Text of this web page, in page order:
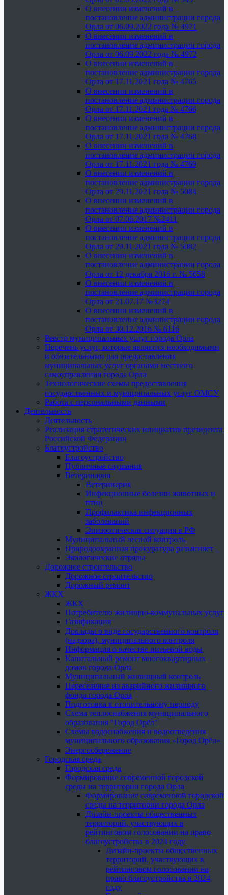
О внесении изменений в
постановление администрации города
Орла от 06.09.2022 года № 4971
О внесении изменений в
постановление администрации города
Орла от 06.09.2022 года № 4972
О внесении изменений в
постановление администрации города
Орла от 17.11.2021 года № 4765
О внесении изменений в
постановление администрации города
Орла от 17.11.2021 года № 4766
О внесении изменений в
постановление администрации города
Орла от 17.11.2021 года № 4768
О внесении изменений в
постановление администрации города
Орла от 17.11.2021 года № 4769
О внесении изменений в
постановление администрации города
Орла от 29.11.2021 года № 5084
О внесении изменений в
постановление администрации города
Орла от 07.06.2017 №2411
О внесении изменений в
постановление администрации города
Орла от 29.11.2021 года № 5082
О внесении изменений в
постановление администрации города
Орла от 12 декабря 2016 г. № 5658
О внесении изменений в
постановление администрации города
Орла от 21.07.17 №3274
О внесении изменений в
постановление администрации города
Орла от 30.12.2016 № 6116
Реестр муниципальных услуг города Орла
Перечень услуг, которые являются необходимыми
и обязательными для предоставления
муниципальных услуг органами местного
самоуправления города Орла
Технологические схемы предоставления
государственных и муниципальных услуг ОМСУ
Работа с персональными данными
Деятельность
Деятельность
Реализация стратегических инициатив президента
Российской Федерации
Благоустройство
Благоустройство
Публичные слушания
Ветеринария
Ветеринария
Инфекционные болезни животных и
птиц
Профилактика инфекционных
заболеваний
Эпизоотическая ситуация в РФ
Муниципальный лесной контроль
Природоохранная прокуратура разъясняет
Экологические отряды
Дорожное строительство
Дорожное строительство
Дорожный ремонт
ЖКХ
ЖКХ
Потребителю жилищно-коммунальных услуг
Газификация
Доклады о виде государственного контроля
(надзора), муниципального контроля
Информация о качестве питьевой воды
Капитальный ремонт многоквартирных
домов города Орла
Муниципальный жилищный контроль
Переселение из аварийного жилищного
фонда города Орла
Подготовка к отопительному периоду
Схема теплоснабжения муниципального
образования "Город Орёл"
Схемы водоснабжения и водоотведения
муниципального образования «Город Орёл»
Энергосбережение
Городская среда
Городская среда
Формирование современной городской
среды на территории города Орла
Формирование современной городской
среды на территории города Орла
Дизайн-проекты общественных
территорий, участвующих в
рейтинговом голосовании на право
благоустройства в 2024 году
Дизайн-проекты общественных
территорий, участвующих в
рейтинговом голосовании на
право благоустройства в 2024
году